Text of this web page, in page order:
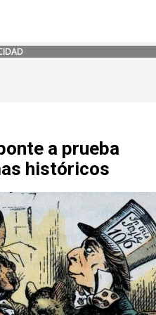
a prueba
históricos